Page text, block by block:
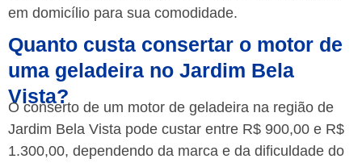
em domicílio para sua comodidade.
Quanto custa consertar o motor de
uma geladeira no Jardim Bela
Vista?
O conserto de um motor de geladeira na região de
Jardim Bela Vista pode custar entre R$ 900,00 e R$
1.300,00, dependendo da marca e da dificuldade do